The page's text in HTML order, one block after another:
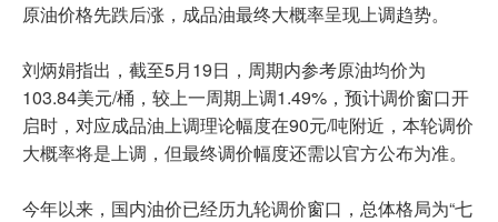
原油价格先跌后涨，成品油最终大概率呈现上调趋势。
刘炳娟指出，截至5月19日，周期内参考原油均价为
103.84美元/桶，较上一周期上调1.49%，预计调价窗口开
启时，对应成品油上调理论幅度在90元/吨附近，本轮调价
大概率将是上调，但最终调价幅度还需以官方公布为准。
今年以来，国内油价已经历九轮调价窗口，总体格局为“七